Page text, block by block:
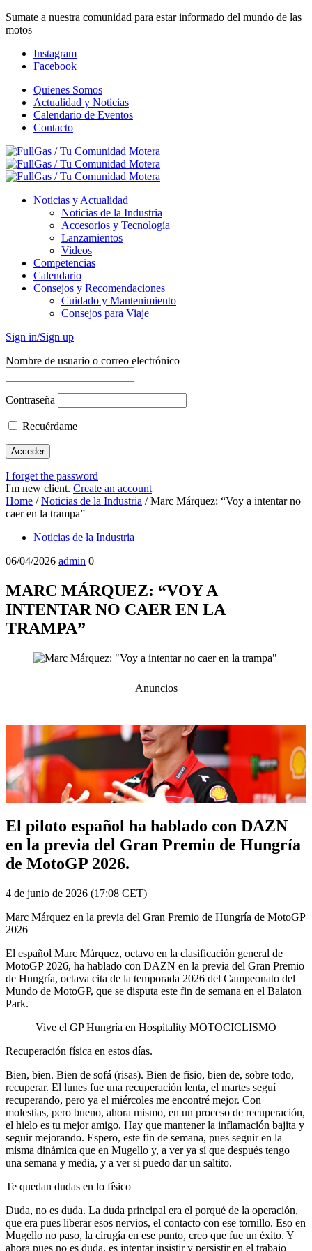
Sumate a nuestra comunidad para estar informado del mundo de las
motos
Instagram
Facebook
Quienes Somos
Actualidad y Noticias
Calendario de Eventos
Contacto
Noticias y Actualidad
Noticias de la Industria
Accesorios y Tecnología
Lanzamientos
Videos
Competencias
Calendario
Consejos y Recomendaciones
Cuidado y Mantenimiento
Consejos para Viaje
Sign in/Sign up
Nombre de usuario o correo electrónico
Contraseña
Recuérdame
I forget the password
I'm new client. Create an account
Home / Noticias de la Industria / Marc Márquez: “Voy a intentar no
caer en la trampa”
Noticias de la Industria
06/04/2026 admin 0
MARC MÁRQUEZ: “VOY A
INTENTAR NO CAER EN LA
TRAMPA”
Anuncios
El piloto español ha hablado con DAZN
en la previa del Gran Premio de Hungría
de MotoGP 2026.
4 de junio de 2026 (17:08 CET)
Marc Márquez en la previa del Gran Premio de Hungría de MotoGP
2026
El español Marc Márquez, octavo en la clasificación general de
MotoGP 2026, ha hablado con DAZN en la previa del Gran Premio
de Hungría, octava cita de la temporada 2026 del Campeonato del
Mundo de MotoGP, que se disputa este fin de semana en el Balaton
Park.
Vive el GP Hungría en Hospitality MOTOCICLISMO
Recuperación física en estos días.
Bien, bien. Bien de sofá (risas). Bien de fisio, bien de, sobre todo,
recuperar. El lunes fue una recuperación lenta, el martes seguí
recuperando, pero ya el miércoles me encontré mejor. Con
molestias, pero bueno, ahora mismo, en un proceso de recuperación,
el hielo es tu mejor amigo. Hay que mantener la inflamación bajita y
seguir mejorando. Espero, este fin de semana, pues seguir en la
misma dinámica que en Mugello y, a ver ya sí que después tengo
una semana y media, y a ver si puedo dar un saltito.
Te quedan dudas en lo físico
Duda, no es duda. La duda principal era el porqué de la operación,
que era pues liberar esos nervios, el contacto con ese tornillo. Eso en
Mugello no paso, la cirugía en ese punto, creo que fue un éxito. Y
ahora pues no es duda, es intentar insistir y persistir en el trabajo